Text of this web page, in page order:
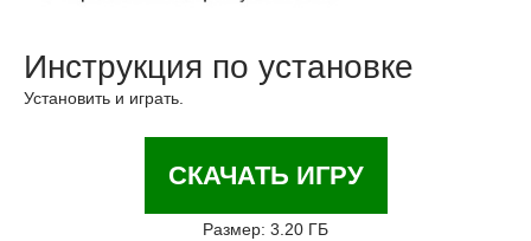
Инструкция по установке
Установить и играть.
СКАЧАТЬ ИГРУ
Размер: 3.20 ГБ